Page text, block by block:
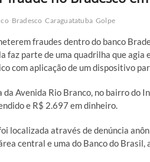
Bradesco Caraguatatuba Golpe
fraudes dentro do banco
faz parte de uma quadrilha que agia
com aplicação de um dispositivo
Avenida Rio Branco, no bairro do
e R$ 2.697 em dinheiro.
localizada através de denúncia
central e uma do Banco do Brasil,